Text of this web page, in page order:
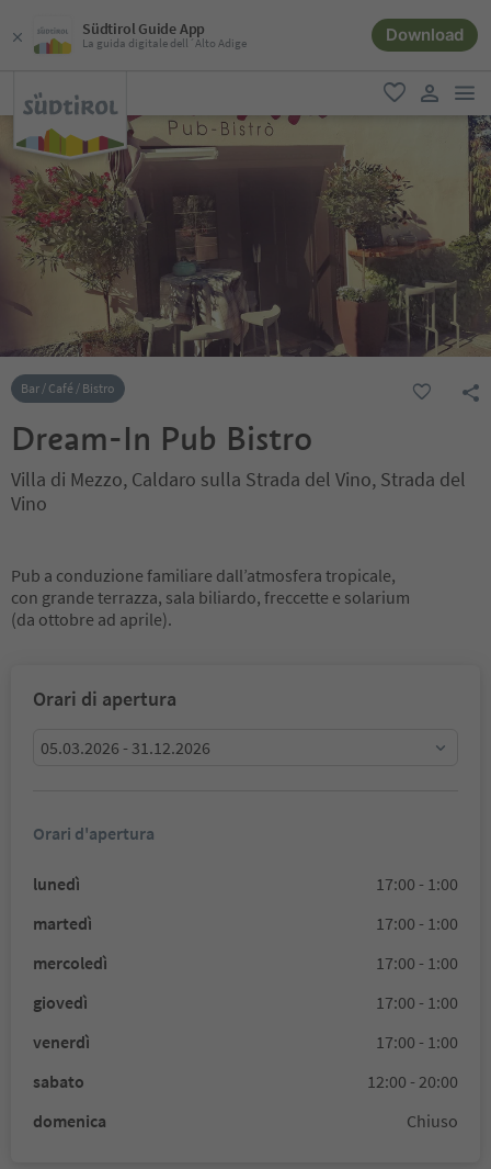
Südtirol Guide App
La guida digitale dell´Alto Adige Download
favoriti
user link
Bar / Café / Bistro
Dream-In Pub Bistro
Villa di Mezzo, Caldaro sulla Strada del Vino, Strada del
Vino
Pub a conduzione familiare dall’atmosfera tropicale,
con grande terrazza, sala biliardo, freccette e solarium
(da ottobre ad aprile).
Orari di apertura
05.03.2026 - 31.12.2026
Orari d'apertura
lunedì
17:00 - 1:00
martedì
17:00 - 1:00
mercoledì
17:00 - 1:00
giovedì
17:00 - 1:00
venerdì
17:00 - 1:00
sabato
12:00 - 20:00
domenica
Chiuso